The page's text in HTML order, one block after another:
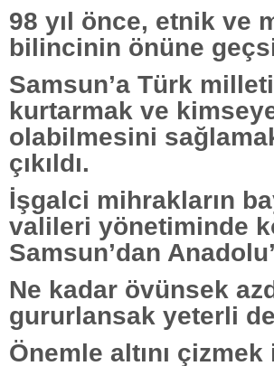
98 yıl önce, etnik ve
bilincinin önüne
Samsun’a Türk
kurtarmak ve
olabilmesini
çıkıldı.
İşgalci mihrakların
valileri yönetiminde
Samsun’dan
Ne kadar övünsek
gururlansak yeterli
Önemle altını